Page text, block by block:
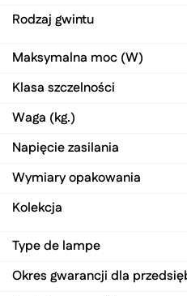
Rodzaj gwintu
Maksymalna moc (W)
Klasa szczelności
Waga (kg.)
Napięcie zasilania
Wymiary opakowania
Kolekcja
Type de lampe
Okres gwarancji dla